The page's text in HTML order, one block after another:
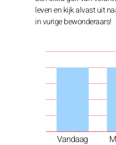
Vandaag
leven en kijk alvast uit
in vurige bewonderaars!